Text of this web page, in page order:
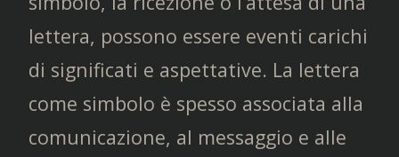
lettera, possono essere eventi carichi
di significati e aspettative. La lettera
come simbolo è spesso associata alla
comunicazione, al messaggio e alle